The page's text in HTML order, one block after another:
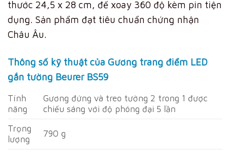
thước 24,5 x 28 cm, đế xoay 360 độ kèm pin tiện
dụng. Sản phẩm đạt tiêu chuẩn chứng nhận
Châu Âu.
Thông số kỹ thuật của Gương trang điểm LED
gắn tường Beurer BS59
Tính
năng
Gương đứng và treo tường 2 trong 1 được
chiếu sáng với độ phóng đại 5 lần
Trọng
lượng
790 g